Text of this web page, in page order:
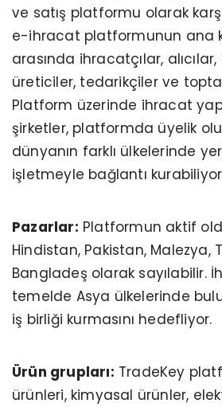
ve satış platformu olarak
e-ihracat platformunun ana
arasında ihracatçılar,
üreticiler, tedarikçiler ve
Platform üzerinde ihracat
şirketler, platformda üyelik
dünyanın farklı ülkelerinde
işletmeyle bağlantı
Pazarlar: Platformun aktif
Hindistan, Pakistan, Malezya,
Bangladeş olarak sayılabilir.
temelde Asya ülkelerinde
iş birliği kurmasını hedefliyor.
Ürün grupları: TradeKey
ürünleri, kimyasal ürünler,